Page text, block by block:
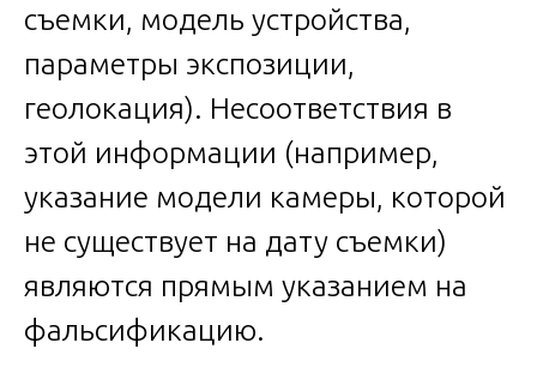
съемки, модель устройства,
параметры экспозиции,
геолокация). Несоответствия в
этой информации (например,
указание модели камеры, которой
не существует на дату съемки)
являются прямым указанием на
фальсификацию.